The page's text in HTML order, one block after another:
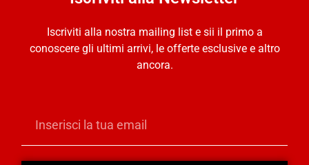
Iscriviti alla nostra mailing list e sii il primo a
conoscere gli ultimi arrivi, le offerte esclusive e altro
ancora.